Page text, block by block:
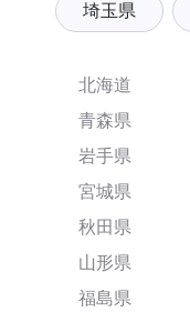
埼玉県
北海道
青森県
岩手県
宮城県
秋田県
山形県
福島県